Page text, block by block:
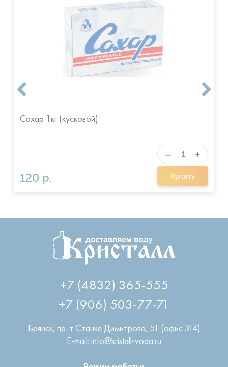
Сахар 1кг (кусковой)
120 р. Купить
— +
+7 (4832) 365-555
+7 (906) 503-77-71
Брянск
пр-т Станке Димитрова, 51 (офис 314)
E-mail: info@kristall-voda.ru